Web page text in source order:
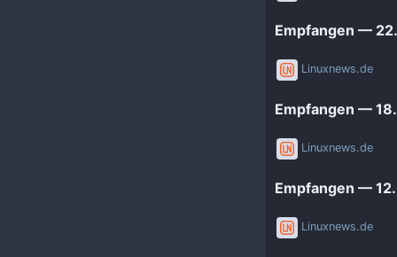
Empfangen —
Linuxnews.de
Empfangen —
Linuxnews.de
Empfangen —
Linuxnews.de